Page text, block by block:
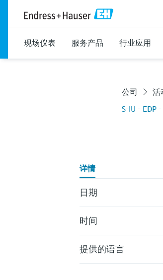
现场仪表 服务产品 行业应用
公司 活
S-IU - EDP
详情
日期
时间
提供的语言